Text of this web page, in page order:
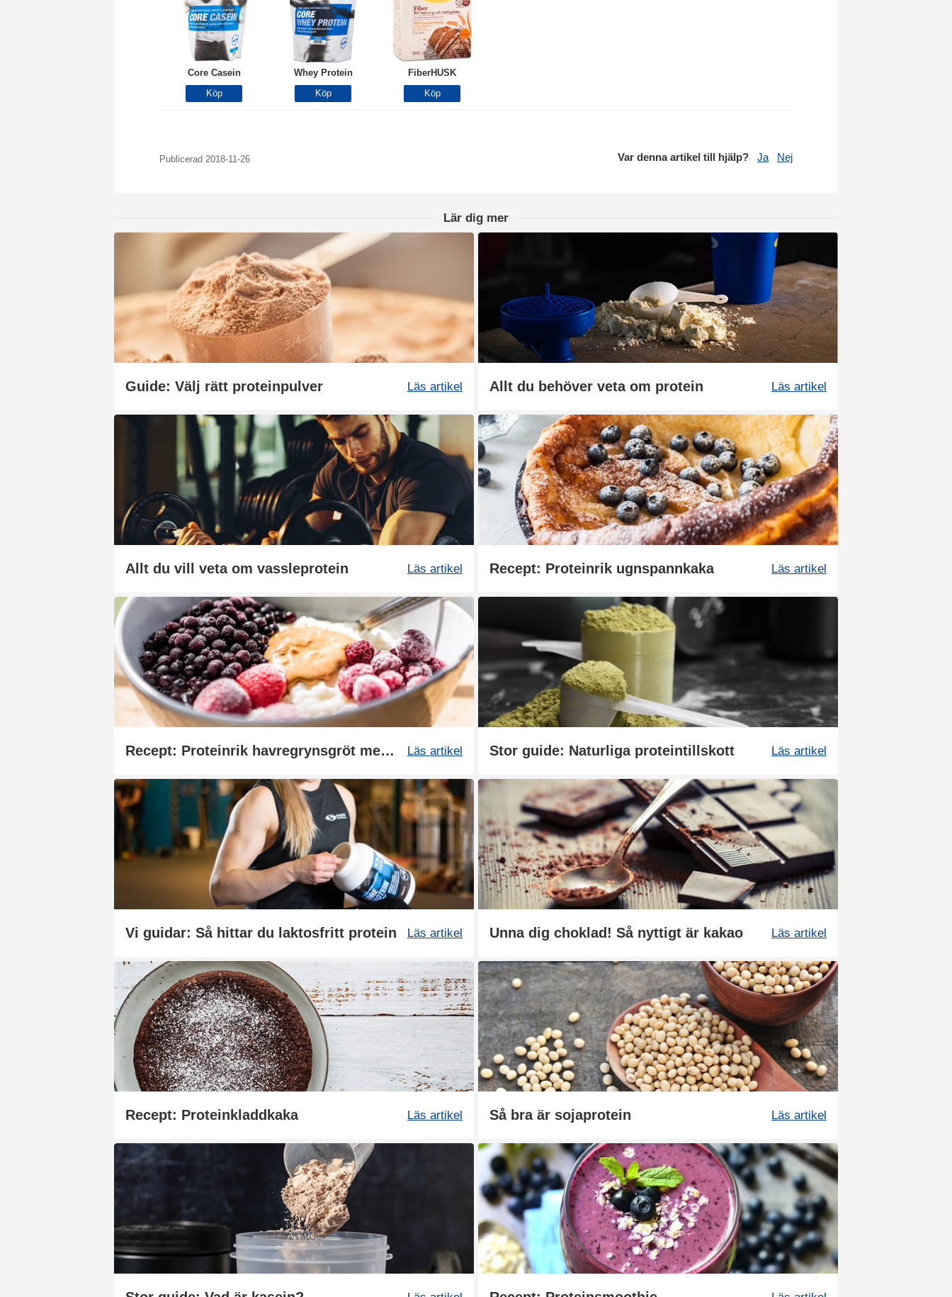
Core Casein Whey Protein FiberHUSK
Publicerad 2018-11-26 Var denna artikel till hjälp? Ja Nej
Lär dig mer
Guide: Välj rätt proteinpulver Läs artikel Allt du behöver veta om protein Läs artikel
Allt du vill veta om vassleprotein Läs artikel Recept: Proteinrik ugnspannkaka Läs artikel
Recept: Proteinrik havregrynsgröt med topping Läs artikel Stor guide: Naturliga proteintillskott Läs artikel
Vi guidar: Så hittar du laktosfritt protein Läs artikel Unna dig choklad! Så nyttigt är kakao Läs artikel
Recept: Proteinkladdkaka Läs artikel Så bra är sojaprotein Läs artikel